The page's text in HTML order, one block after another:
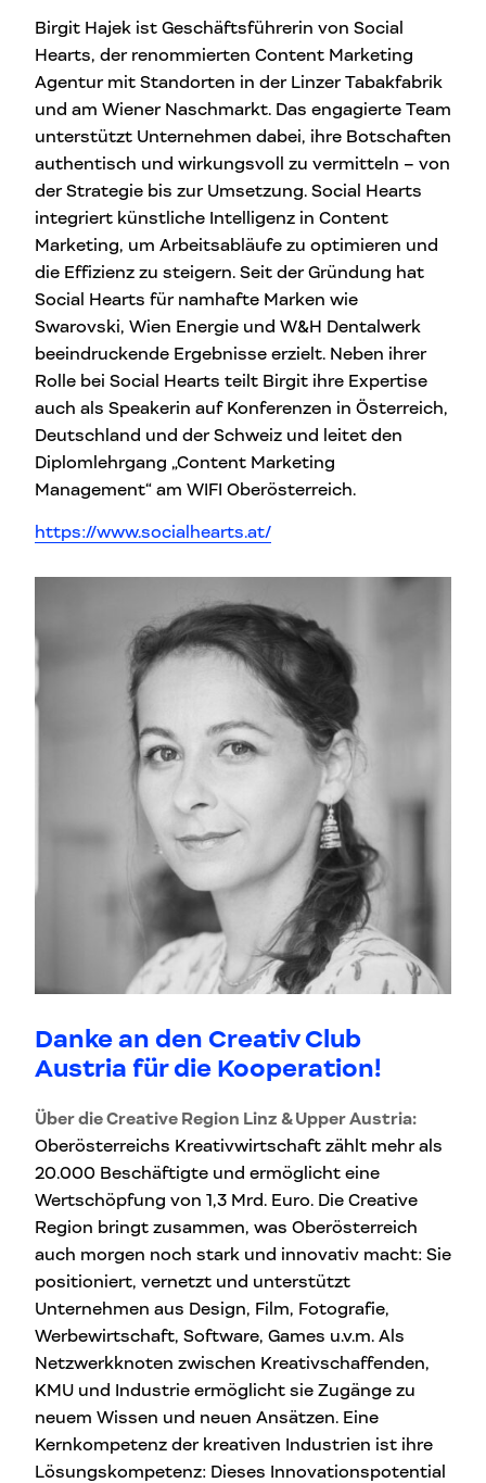
Birgit Hajek ist Geschäftsführerin von Social
Hearts, der renommierten Content Marketing
Agentur mit Standorten in der Linzer Tabakfabrik
und am Wiener Naschmarkt. Das engagierte Team
unterstützt Unternehmen dabei, ihre Botschaften
authentisch und wirkungsvoll zu vermitteln – von
der Strategie bis zur Umsetzung. Social Hearts
integriert künstliche Intelligenz in Content
Marketing, um Arbeitsabläufe zu optimieren und
die Effizienz zu steigern. Seit der Gründung hat
Social Hearts für namhafte Marken wie
Swarovski, Wien Energie und W&H Dentalwerk
beeindruckende Ergebnisse erzielt. Neben ihrer
Rolle bei Social Hearts teilt Birgit ihre Expertise
auch als Speakerin auf Konferenzen in Österreich,
Deutschland und der Schweiz und leitet den
Diplomlehrgang „Content Marketing
Management“ am WIFI Oberösterreich.
https://www.socialhearts.at/
Danke an den Creativ Club
Austria für die Kooperation!
Über die Creative Region Linz & Upper Austria:
Oberösterreichs Kreativwirtschaft zählt mehr als
20.000 Beschäftigte und ermöglicht eine
Wertschöpfung von 1,3 Mrd. Euro. Die Creative
Region bringt zusammen, was Oberösterreich
auch morgen noch stark und innovativ macht: Sie
positioniert, vernetzt und unterstützt
Unternehmen aus Design, Film, Fotografie,
Werbewirtschaft, Software, Games u.v.m. Als
Netzwerkknoten zwischen Kreativschaffenden,
KMU und Industrie ermöglicht sie Zugänge zu
neuem Wissen und neuen Ansätzen. Eine
Kernkompetenz der kreativen Industrien ist ihre
Lösungskompetenz: Dieses Innovationspotential